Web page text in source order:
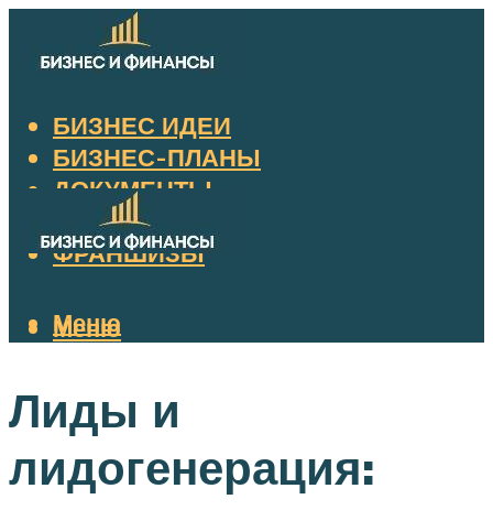
БИЗНЕС ИДЕИ
БИЗНЕС-ПЛАНЫ
ДОКУМЕНТЫ
НАЛОГИ
ФРАНШИЗЫ
Меню
Меню
Лиды и
лидогенерация: